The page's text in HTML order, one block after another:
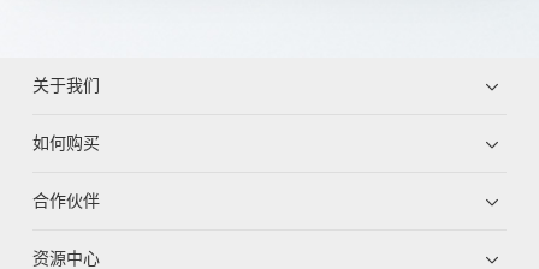
关于我们
如何购买
合作伙伴
资源中心